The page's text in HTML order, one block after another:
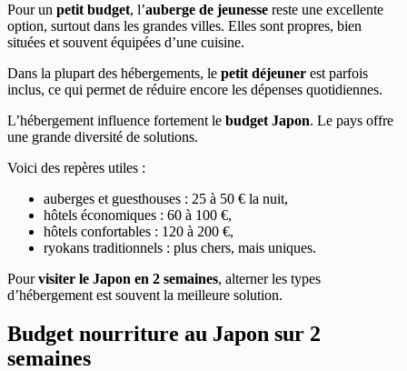
Pour un petit budget, l’auberge de jeunesse reste une excellente
option, surtout dans les grandes villes. Elles sont propres, bien
situées et souvent équipées d’une cuisine.
Dans la plupart des hébergements, le petit déjeuner est parfois
inclus, ce qui permet de réduire encore les dépenses quotidiennes.
L’hébergement influence fortement le budget Japon. Le pays offre
une grande diversité de solutions.
Voici des repères utiles :
auberges et guesthouses : 25 à 50 € la nuit,
hôtels économiques : 60 à 100 €,
hôtels confortables : 120 à 200 €,
ryokans traditionnels : plus chers, mais uniques.
Pourvisiter le Japon en 2 semaines, alterner les types
d’hébergement est souvent la meilleure solution.
Budget nourriture au Japon sur 2
semaines